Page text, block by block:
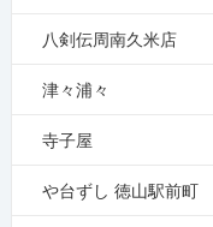
八剣伝周南久米店
津々浦々
寺子屋
や台ずし 徳山駅前町